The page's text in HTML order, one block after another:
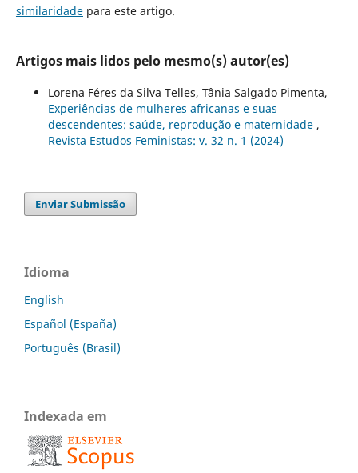
similaridadepara este artigo.
Artigos mais lidos pelo mesmo(s) autor(es)
Lorena Féres da Silva Telles, Tânia Salgado Pimenta,
Experiências de mulheres africanas e suas
descendentes: saúde, reprodução e maternidade ,
Revista Estudos Feministas: v. 32 n. 1 (2024)
Enviar Submissão
Idioma
English
Español (España)
Português (Brasil)
Indexada em